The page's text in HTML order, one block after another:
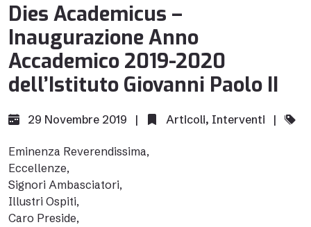
Dies Academicus –
Inaugurazione Anno
Accademico 2019-2020
dell’Istituto Giovanni Paolo II
29 Novembre 2019 | Articoli, Interventi |
Eminenza Reverendissima,
Eccellenze,
Signori Ambasciatori,
Illustri Ospiti,
Caro Preside,